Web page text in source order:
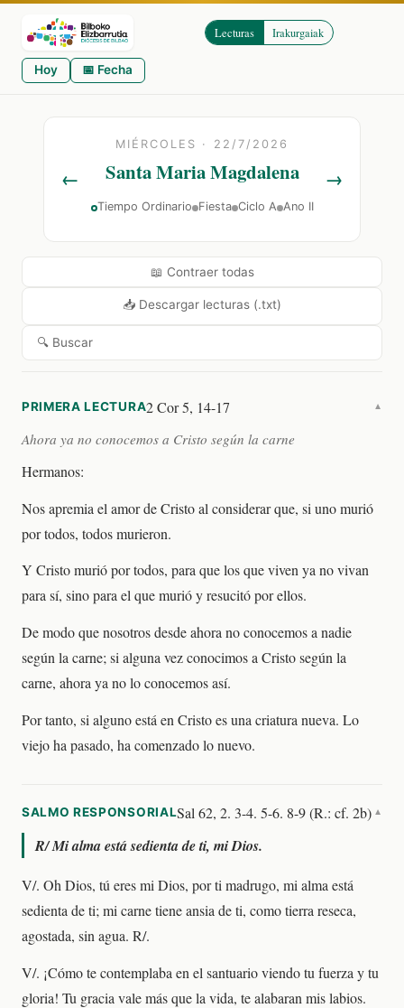
Lecturas Irakurgaiak
Hoy 📅 Fecha
← →
MIÉRCOLES · 22/7/2026
Santa Maria Magdalena
Tiempo Ordinario Fiesta Ciclo A Ano II
📖 Contraer todas
📥 Descargar lecturas (.txt)
🔍 Buscar
PRIMERA LECTURA2 Cor 5, 14-17 ▼
Ahora ya no conocemos a Cristo según la carne
Hermanos:
Nos apremia el amor de Cristo al considerar que, si uno murió
por todos, todos murieron.
Y Cristo murió por todos, para que los que viven ya no vivan
para sí, sino para el que murió y resucitó por ellos.
De modo que nosotros desde ahora no conocemos a nadie
según la carne; si alguna vez conocimos a Cristo según la
carne, ahora ya no lo conocemos así.
Por tanto, si alguno está en Cristo es una criatura nueva. Lo
viejo ha pasado, ha comenzado lo nuevo.
SALMO RESPONSORIALSal 62, 2. 3-4. 5-6. 8-9 (R.: cf. 2b) ▼
R/Mi alma está sedienta de ti, mi Dios.
V/. Oh Dios, tú eres mi Dios, por ti madrugo, mi alma está
sedienta de ti; mi carne tiene ansia de ti, como tierra reseca,
agostada, sin agua. R/.
V/. ¡Cómo te contemplaba en el santuario viendo tu fuerza y tu
gloria! Tu gracia vale más que la vida, te alabaran mis labios.